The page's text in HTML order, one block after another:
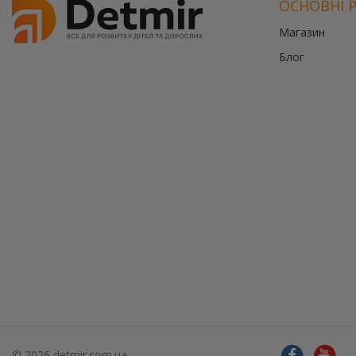
ОСНОВНІ
Магазин
Блог